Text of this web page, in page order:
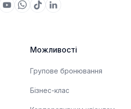
Можливості
Групове бронювання
Бізнес-клас